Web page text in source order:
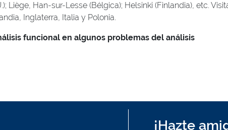
Liège, Han-sur-Lesse (Bélgica); Helsinki (Finlandia), etc.
Inglaterra, Italia y Polonia.
funcional en algunos problemas del análisis
¡Hazte